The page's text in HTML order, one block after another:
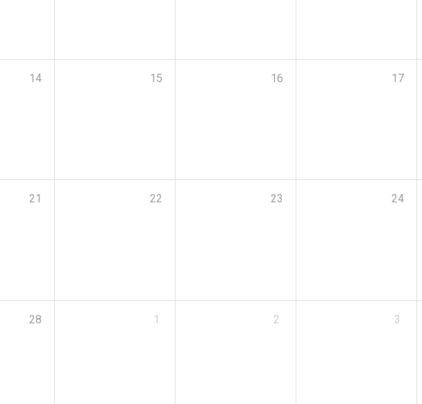
14 15 16 17
21 22 23 24
28 1 2 3